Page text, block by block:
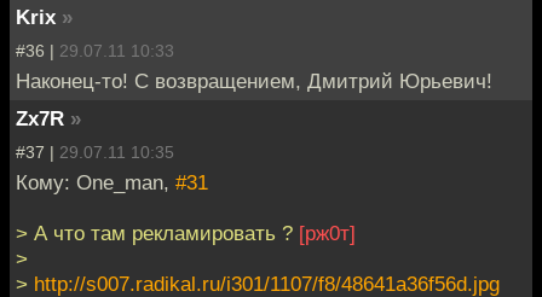
Krix »
#36 | 29.07.11 10:33
Наконец-то! С возвращением, Дмитрий Юрьевич!
Zx7R »
#37 | 29.07.11 10:35
Кому: One_man, #31
> А что там рекламировать ? [рж0т]
>
> http://s007.radikal.ru/i301/1107/f8/48641a36f56d.jpg